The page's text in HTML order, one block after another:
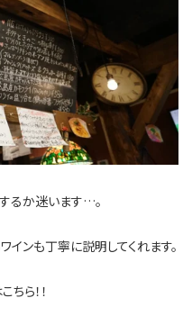
るか迷います…。
ンも丁寧に説明してくれます。
ら！！